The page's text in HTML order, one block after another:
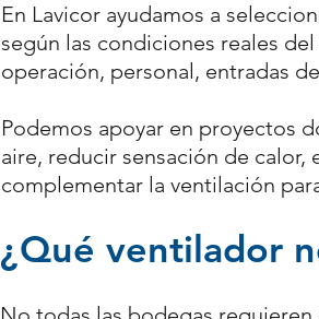
En Lavicor ayudamos a
según las condiciones reales
operación, personal, entradas
Podemos apoyar en proyectos
aire, reducir sensación de
complementar la ventilación
¿Qué ventilador